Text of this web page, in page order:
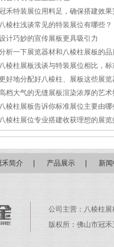
禾特装展位用料足，确保搭建效果
八棱柱浅谈常见的特装展位有哪些？
计巧妙的宣传展板更具吸引力
析一下展览器材和八棱柱展板的品
八棱柱展板浅谈与特装展位相比，
好地分配好八棱柱、展板这些展览
档大气的无缝展板渲染浓厚的艺术
八棱柱展板告诉你标准展位主要由
八棱柱展位专业搭建收获理想的展览
禾简介 产品展示 新
公司主营： 八棱柱展
版权所：佛山市冠